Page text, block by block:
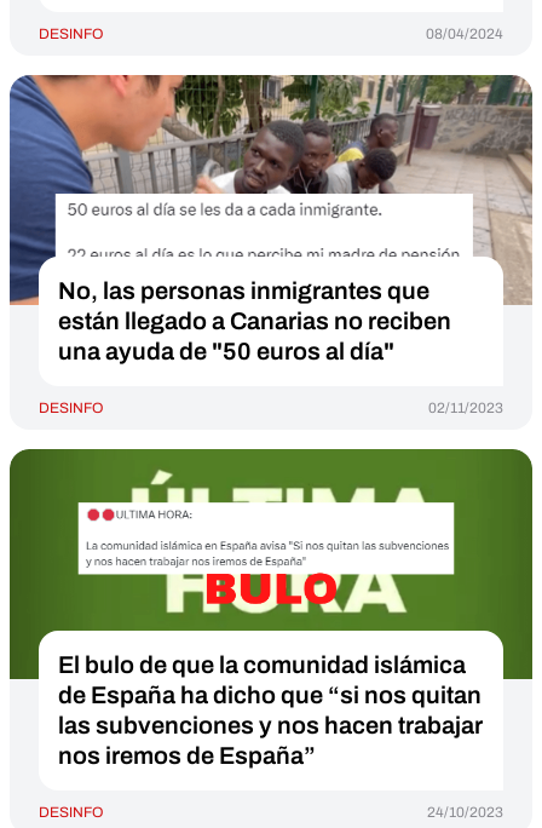
DESINFO 08/04/2024
No, las personas inmigrantes que
están llegado a Canarias no reciben
una ayuda de "50 euros al día"
DESINFO 02/11/2023
El bulo de que la comunidad islámica
de España ha dicho que “si nos quitan
las subvenciones y nos hacen trabajar
nos iremos de España”
DESINFO 24/10/2023